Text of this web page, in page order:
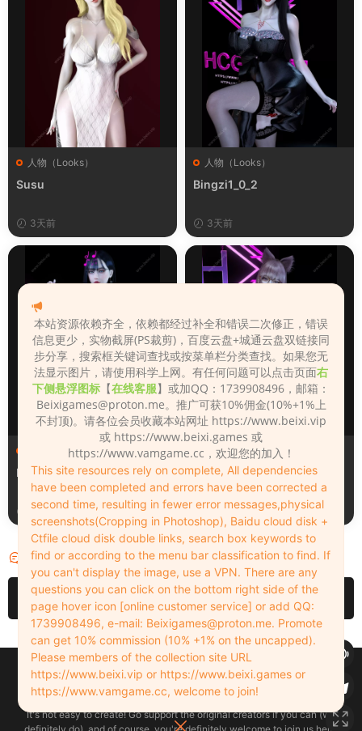
人物（Looks）
Susu
3天前
人物（Looks）
Bingzi1_0_2
3天前
人物（Looks）
Monica_2_2_2
3天前
人物（Looks）
Lizhen2025
4天前
评论 0
请先登录
Copyleft © 2022-2026 beixi.vip - All Rights Freedom！
创作不易！有能力的同学可以去支持一下原创作者（我们绝对支持），当然
了，您加入这里我们也绝对欢迎！
It's not easy to create! Go support the original creators if you can (we
本站资源依赖齐全，依赖都经过补全和错误二次修正，错误
信息更少，实物截屏(PS裁剪)，百度云盘+城通云盘双链接同
步分享，搜索框关键词查找或按菜单栏分类查找。如果您无
法显示图片，请使用科学上网。有任何问题可以点击页面右
下侧悬浮图标 【在线客服】或加QQ：1739908496，邮箱：
Beixigames@proton.me。推广可获10%佣金(10%+1%上
不封顶)。请各位会员收藏本站网址 https://www.beixi.vip
或 https://www.beixi.games 或
https://www.vamgame.cc，欢迎您的加入！
This site resources rely on complete, All dependencies
have been completed and errors have been corrected a
second time, resulting in fewer error messages,physical
screenshots(Cropping in Photoshop), Baidu cloud disk +
Ctfile cloud disk double links, search box keywords to
find or according to the menu bar classification to find. If
you can't display the image, use a VPN. There are any
questions you can click on the bottom right side of the
page hover icon [online customer service] or add QQ:
1739908496, e-mail: Beixigames@proton.me. Promote
can get 10% commission (10% +1% on the uncapped).
Please members of the collection site URL
https://www.beixi.vip or https://www.beixi.games or
https://www.vamgame.cc, welcome to join!